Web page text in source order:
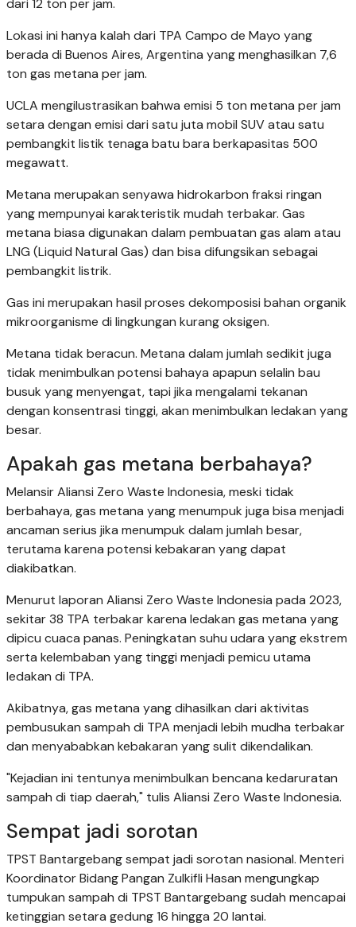
Lokasi ini hanya kalah dari TPA Campo de Mayo yang
berada di Buenos Aires, Argentina yang menghasilkan 7,6
ton gas metana per jam.
UCLA mengilustrasikan bahwa emisi 5 ton metana per jam
setara dengan emisi dari satu juta mobil SUV atau satu
pembangkit listik tenaga batu bara berkapasitas 500
megawatt.
Metana merupakan senyawa hidrokarbon fraksi ringan
yang mempunyai karakteristik mudah terbakar. Gas
metana biasa digunakan dalam pembuatan gas alam atau
LNG (Liquid Natural Gas) dan bisa difungsikan sebagai
pembangkit listrik.
Gas ini merupakan hasil proses dekomposisi bahan organik
mikroorganisme di lingkungan kurang oksigen.
Metana tidak beracun. Metana dalam jumlah sedikit juga
tidak menimbulkan potensi bahaya apapun selalin bau
busuk yang menyengat, tapi jika mengalami tekanan
dengan konsentrasi tinggi, akan menimbulkan ledakan yang
besar.
Apakah gas metana berbahaya?
Melansir Aliansi Zero Waste Indonesia, meski tidak
berbahaya, gas metana yang menumpuk juga bisa menjadi
ancaman serius jika menumpuk dalam jumlah besar,
terutama karena potensi kebakaran yang dapat
diakibatkan.
Menurut laporan Aliansi Zero Waste Indonesia pada 2023,
sekitar 38 TPA terbakar karena ledakan gas metana yang
dipicu cuaca panas. Peningkatan suhu udara yang ekstrem
serta kelembaban yang tinggi menjadi pemicu utama
ledakan di TPA.
Akibatnya, gas metana yang dihasilkan dari aktivitas
pembusukan sampah di TPA menjadi lebih mudha terbakar
dan menyababkan kebakaran yang sulit dikendalikan.
"Kejadian ini tentunya menimbulkan bencana kedaruratan
sampah di tiap daerah," tulis Aliansi Zero Waste Indonesia.
Sempat jadi sorotan
TPST Bantargebang sempat jadi sorotan nasional. Menteri
Koordinator Bidang Pangan Zulkifli Hasan mengungkap
tumpukan sampah di TPST Bantargebang sudah mencapai
ketinggian setara gedung 16 hingga 20 lantai.